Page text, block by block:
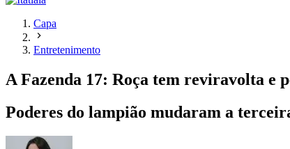
Capa
Entretenimento
A Fazenda 17: Roça tem reviravolta e
Poderes do lampião mudaram a